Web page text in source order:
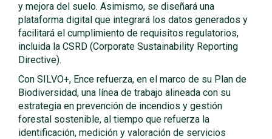
y mejora del suelo. Asimismo, se diseñará una
plataforma digital que integrará los datos generados y
facilitará el cumplimiento de requisitos regulatorios,
incluida la CSRD (Corporate Sustainability Reporting
Directive).
Con SILVO+, Ence refuerza, en el marco de su Plan de
Biodiversidad, una línea de trabajo alineada con su
estrategia en prevención de incendios y gestión
forestal sostenible, al tiempo que refuerza la
identificación, medición y valoración de servicios